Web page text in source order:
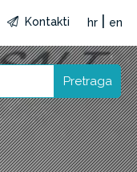
Kontakti hr en
Pretraga